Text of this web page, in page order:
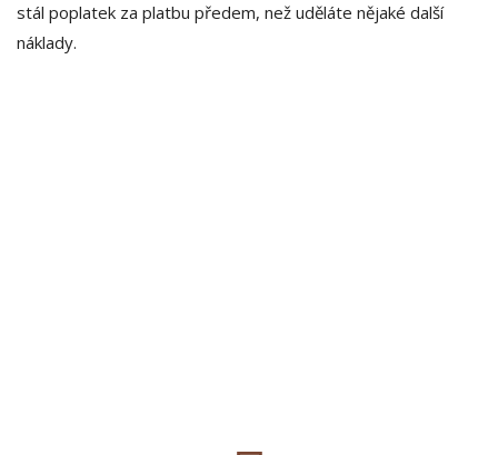
stál poplatek za platbu předem, než uděláte nějaké další
náklady.